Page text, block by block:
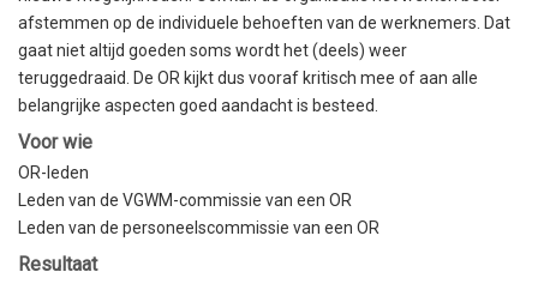
afstemmen op de individuele behoeften van de werknemers. Dat
gaat niet altijd goeden soms wordt het (deels) weer
teruggedraaid. De OR kijkt dus vooraf kritisch mee of aan alle
belangrijke aspecten goed aandacht is besteed.
Voor wie
OR-leden
Leden van de VGWM-commissie van een OR
Leden van de personeelscommissie van een OR
Resultaat